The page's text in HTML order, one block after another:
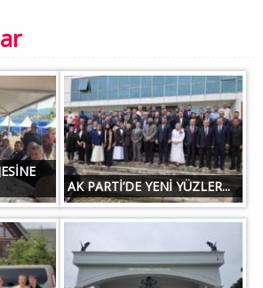
AK PARTİ’DE YENİ YÜZLER...